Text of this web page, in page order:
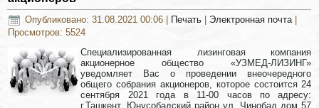
Опубликовано: 31.08.2021 00:06 Печать Электронная почта
Просмотров: 5524
Специализированная лизинговая компания
акционерное общество «УЗМЕД-ЛИЗИНГ»
уведомляет Вас о проведении внеочередного
общего собрания акционеров, которое состоится 24
сентября 2021 года в 11-00 часов по адресу:
г.Ташкент, Юнусобадский район ул. Чинобад дом 57